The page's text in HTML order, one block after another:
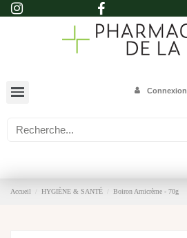
Connexion
Accueil HYGIÈNE & SANTÉ Boiron Arnicrème - 70g